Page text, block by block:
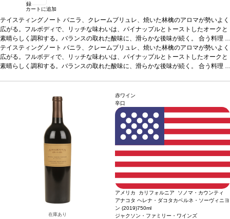
録
カートに追加
テイスティングノート バニラ、クレームブリュレ、焼いた林檎のアロマが勢いよく
広がる。フルボディで、リッチな味わいは、パイナップルとトーストしたオークと
素晴らしく調和する。バランスの取れた酸味に、滑らかな後味が続く。 合う料理
チーズ、シーフードなどと好相性、またそのままでも愉しめる。葡萄品種シャル
ドネ、ルーサンヌ、ゲヴュルツトラミネール
テイスティングノート バニラ、クレームブリュレ、焼いた林檎のアロマが勢いよく
広がる。フルボディで、リッチな味わいは、パイナップルとトーストしたオークと
素晴らしく調和する。バランスの取れた酸味に、滑らかな後味が続く。 合う料理
在庫あり
赤ワイン
辛口
アメリカ カリフォルニア ソノマ・カウンティ
アナコタ ヘレナ・ダコタカベルネ・ソーヴィニヨ
ン (2019)750ml
ジャクソン・ファミリー・ワインズ